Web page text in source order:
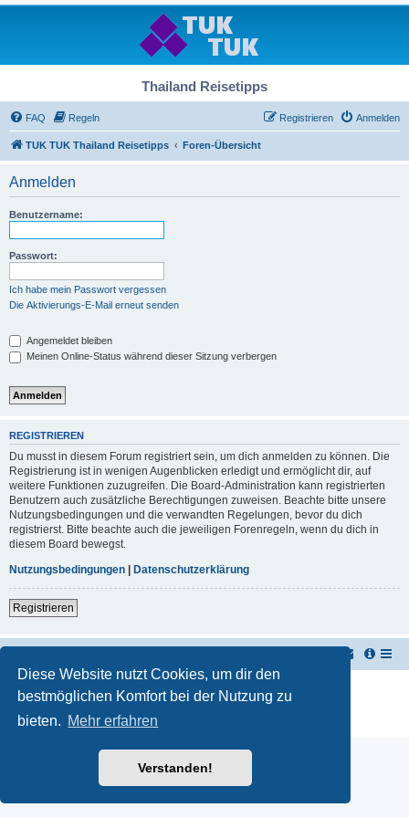
Diese Website nutzt Cookies, um dir den
bestmöglichen Komfort bei der Nutzung zu
bieten. Mehr erfahren
Verstanden!
Thailand Reisetipps
FAQ Regeln Anmelden
Registrieren
TUK TUK Thailand Reisetipps Foren-Übersicht
Anmelden
Benutzername:
Passwort:
Ich habe mein Passwort vergessen
Die Aktivierungs-E-Mail erneut senden
Angemeldet bleiben
Meinen Online-Status während dieser Sitzung verbergen
REGISTRIEREN
Du musst in diesem Forum registriert sein, um dich anmelden zu können. Die
Registrierung ist in wenigen Augenblicken erledigt und ermöglicht dir, auf
weitere Funktionen zuzugreifen. Die Board-Administration kann registrierten
Benutzern auch zusätzliche Berechtigungen zuweisen. Beachte bitte unsere
Nutzungsbedingungen und die verwandten Regelungen, bevor du dich
registrierst. Bitte beachte auch die jeweiligen Forenregeln, wenn du dich in
diesem Board bewegst.
Nutzungsbedingungen
Datenschutzerklärung
Registrieren
Deutsche Übersetzung durchphpBB.de
Datenschutz